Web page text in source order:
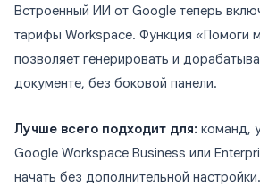
Встроенный ИИ от Google теперь
тарифы Workspace. Функция «Помоги
позволяет генерировать и
документе, без боковой панели.
Лучше всего подходит для: команд,
Google Workspace Business или
начать без дополнительной настройки.